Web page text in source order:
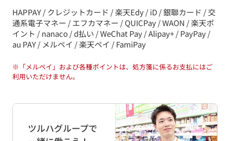
HAPPAY / クレジットカード / 楽天Edy / iD / 銀聯カード / 交
通系電子マネー / エフカマネー / QUICPay / WAON / 楽天ポ
イント / nanaco / d払い / WeChat Pay / Alipay+ / PayPay /
au PAY / メルペイ / 楽天ペイ / FamiPay
※ 「メルペイ」および各種ポイントは、処方箋に係るお支払にはご
利用いただけません。